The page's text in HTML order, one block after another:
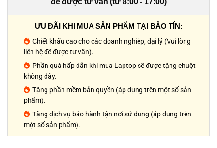
để được tư vấn (từ 8:00 - 17:00)
ƯU ĐÃI KHI MUA SẢN PHẨM TẠI BẢO TÍN:
Chiết khấu cao cho các doanh nghiệp, đại lý (Vui lòng
liên hệ để được tư vấn).
Phần quà hấp dẫn khi mua Laptop sẽ được tặng chuột
không dây.
Tặng phần mềm bản quyền (áp dụng trên một số sản
phẩm).
Tặng dịch vụ bảo hành tận nơi sử dụng (áp dụng trên
một số sản phẩm).